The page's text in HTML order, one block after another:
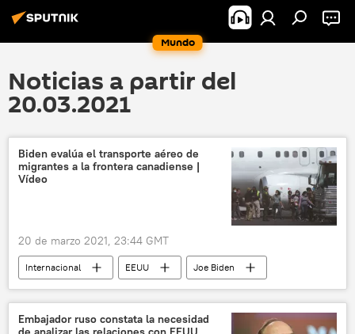
Mundo
Noticias a partir del
20.03.2021
Biden evalúa el transporte aéreo de
migrantes a la frontera canadiense |
Vídeo
20 de marzo 2021, 23:44 GMT
Internacional EEUU
Joe Biden
migración
México
Embajador ruso constata la necesidad